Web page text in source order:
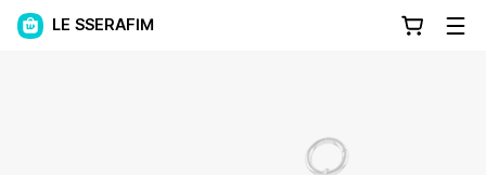
LE SSERAFIM